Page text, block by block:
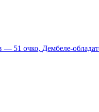
очко, Дембеле-